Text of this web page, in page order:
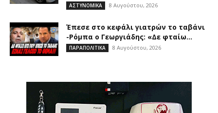
ΑΣΤΥΝΟΜΙΚΑ 8 Αυγούστου, 2026
Έπεσε στο κεφάλι γιατρών το ταβάνι
-Ρόμπα ο Γεωργιάδης: «Δε φταίω...
ΠΑΡΑΠΟΛΙΤΙΚΑ 8 Αυγούστου, 2026